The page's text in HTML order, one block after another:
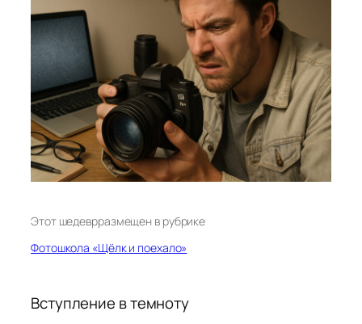
Этот шедеврразмещен в рубрике
Фотошкола «Щёлк и поехало»
Вступление в темноту